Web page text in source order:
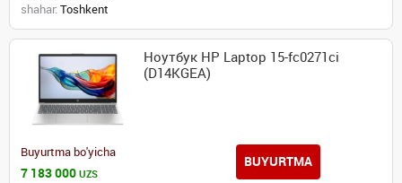
shahar: Toshkent
Ноутбук HP Laptop 15-fc0271ci
(D14KGEA)
Buyurtma bo'yicha
7 183 000 UZS
BUYURTMA